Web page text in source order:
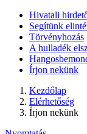
Hivatali
Segítünk
Törvényhozás
A hulladék
Írjon nekünk
Kezdőlap
Elérhetőség
Írjon nekünk